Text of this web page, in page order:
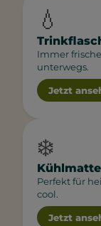
💧
Immer
unterwegs.
Jetzt
❄️
Kühlmatte
Perfekt für
cool.
Jetzt